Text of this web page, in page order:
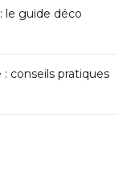
le guide déco
conseils pratiques